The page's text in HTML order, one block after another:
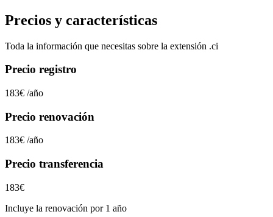
Precios y características
Toda la información que necesitas sobre la extensión .ci
Precio registro
183€ /año
Precio renovación
183€ /año
Precio transferencia
183€
Incluye la renovación por 1 año